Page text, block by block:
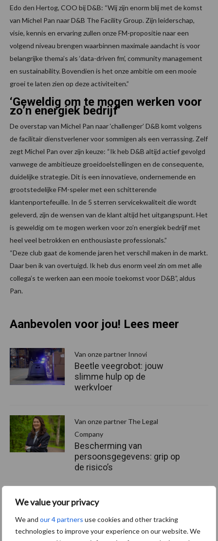
We value your privacy
We and our 4 partners use cookies and other tracking
technologies to improve your experience on our website. We
Edo den Hertog, COO bij D&B: “Wij zijn enorm blij met de komst
van Michel Pan naar D&B The Facility Group. Zijn leiderschap,
visie, kennis en ervaring zullen onze FM-propositie naar een
volgend niveau brengen waarbinnen maximale aandacht is voor
belangrijke thema’s als ‘data-driven fm’, community management
en sustainability. Bovendien is het onze ambitie om een mooie
groei te laten zien op deze activiteiten.”
‘Geweldig om te mogen werken voor
zo’n energiek bedrijf’
De overstap van Michel Pan naar ‘challenger’ D&B komt volgens
de facilitair dienstverlener voor sommigen als een verrassing. Zelf
zegt Michel Pan over zijn keuze: “Ik heb D&B altijd actief gevolgd
vanwege de ambitieuze groeidoelstellingen en de consequente,
duidelijke strategie. Dit is een innovatieve, ondernemende en
grootstedelijke FM-speler met een schitterende
klantenportefeuille. In de 5 sterren servicekwaliteit die wordt
geleverd, zijn de wensen van de klant altijd het uitgangspunt. Het
is geweldig om te mogen werken voor zo’n energiek bedrijf met
heel veel betrokken en enthousiaste professionals.”
“Deze club gaat de komende jaren het verschil maken in de markt.
Daar ben ik van overtuigd. Ik heb dus enorm veel zin om met alle
collega’s te werken aan een mooie toekomst voor D&B”, aldus
Pan.
Aanbevolen voor jou! Lees meer
Van onze partner Innovi
Beetle veegrobot: jouw
slimme hulp op de
werkvloer
Van onze partner The Legal
Company
Bescherming van
persoonsgegevens: grip op
de risico’s
Hervorming flexibele
mitsen en maren